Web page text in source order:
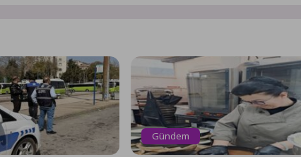
Gündem